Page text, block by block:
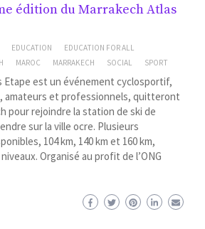
édition du Marrakech Atlas
EDUCATION
EDUCATION FOR ALL
MAROC MARRAKECH SOCIAL SPORT
Etape est un événement cyclosportif,
amateurs et professionnels, quitteront
pour rejoindre la station de ski de
sur la ville ocre. Plusieurs
104 km, 140 km et 160 km,
Organisé au profit de l’ONG